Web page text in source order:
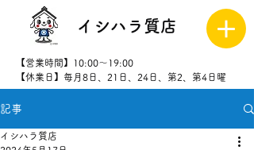
イシハラ質店
【営業時間】10:00～19:00
【休業日】毎月8日、21日、24日、第2、第4日曜
8523
記事
イシハラ質店